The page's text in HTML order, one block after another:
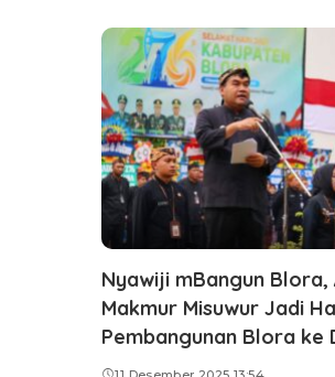
Nyawiji mBangun Blora,
Makmur Misuwur Jadi
Pembangunan Blora ke